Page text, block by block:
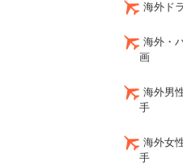
海外ド
海外・
画
海外男
手
海外女
手